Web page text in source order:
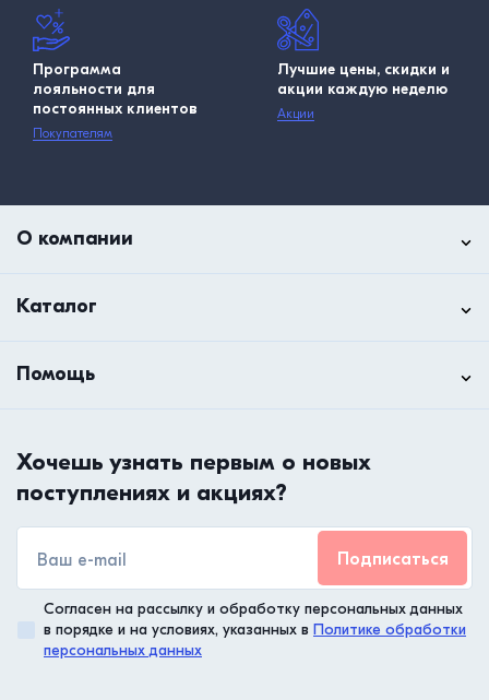
Программа
лояльности для
постоянных клиентов
Покупателям
Лучшие цены, скидки и
акции каждую неделю
Акции
О компании
Каталог
Помощь
Хочешь узнать первым о новых
поступлениях и акциях?
Подписаться
Согласен на рассылку и обработку персональных данных
в порядке и на условиях, указанных в Политике обработки
персональных данных